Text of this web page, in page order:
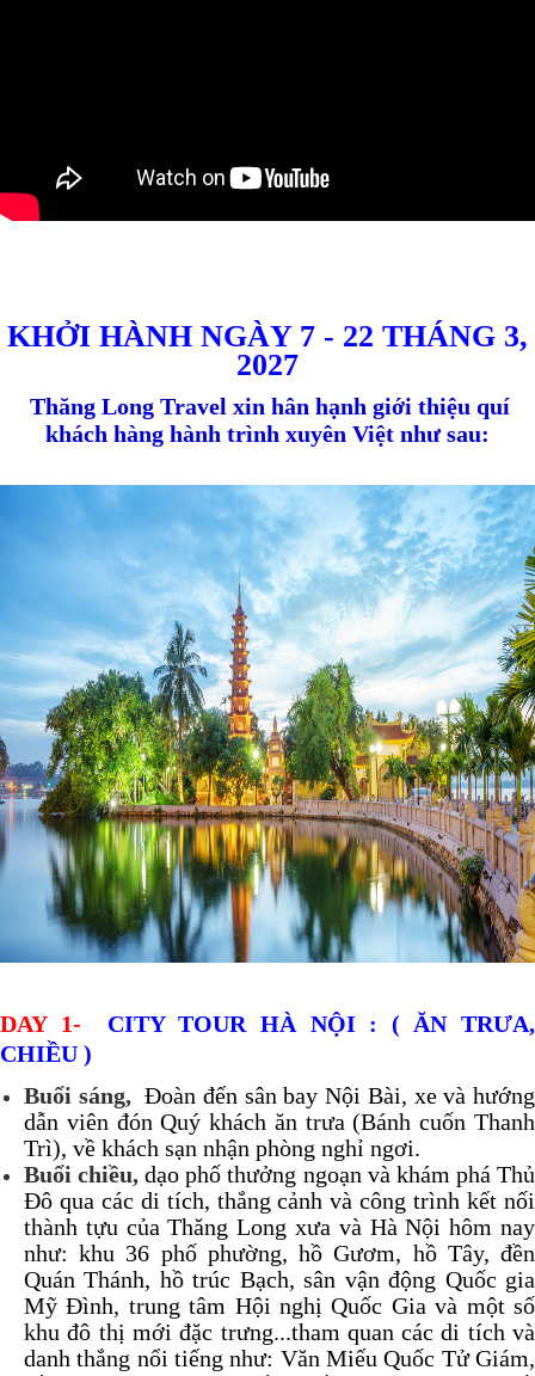
KHỞI HÀNH NGÀY 7 - 22 THÁNG 3,
2027
Thăng Long Travel xin hân hạnh giới thiệu quí
khách hàng hành trình xuyên Việt như sau:
DAY 1-
CITY TOUR HÀ NỘI : ( ĂN TRƯA,
CHIỀU )
Buổi sáng,Đoàn đến sân bay Nội Bài, xe và hướng
dẫn viên đón Quý khách ăn trưa (Bánh cuốn Thanh
Trì), về khách sạn nhận phòng nghỉ ngơi.
Buổi chiều, dạo phố thưởng ngoạn và khám phá Thủ
Đô qua các di tích, thắng cảnh và công trình kết nối
thành tựu của Thăng Long xưa và Hà Nội hôm nay
như: khu 36 phố phường, hồ Gươm, hồ Tây, đền
Quán Thánh, hồ trúc Bạch, sân vận động Quốc gia
Mỹ Đình, trung tâm Hội nghị Quốc Gia và một số
khu đô thị mới đặc trưng...tham quan các di tích và
danh thắng nổi tiếng như: Văn Miếu Quốc Tử Giám,